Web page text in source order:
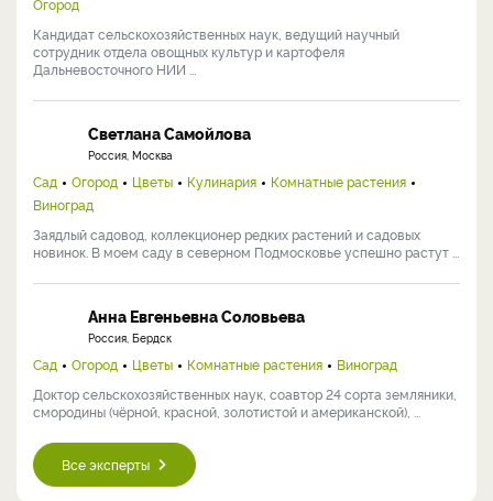
Кандидат сельскохозяйственных наук, ведущий научный
сотрудник отдела овощных культур и картофеля
Дальневосточного НИИ ...
Светлана Самойлова
Россия, Москва
Сад Огород Цветы Кулинария
Комнатные растения
Виноград
Заядлый садовод, коллекционер редких растений и садовых
новинок. В моем саду в северном Подмосковье успешно растут ...
Анна Евгеньевна Соловьева
Россия, Бердск
Сад Огород Цветы Комнатные растения
Виноград
Доктор сельскохозяйственных наук, соавтор 24 сорта земляники,
смородины (чёрной, красной, золотистой и американской), ...
Все эксперты